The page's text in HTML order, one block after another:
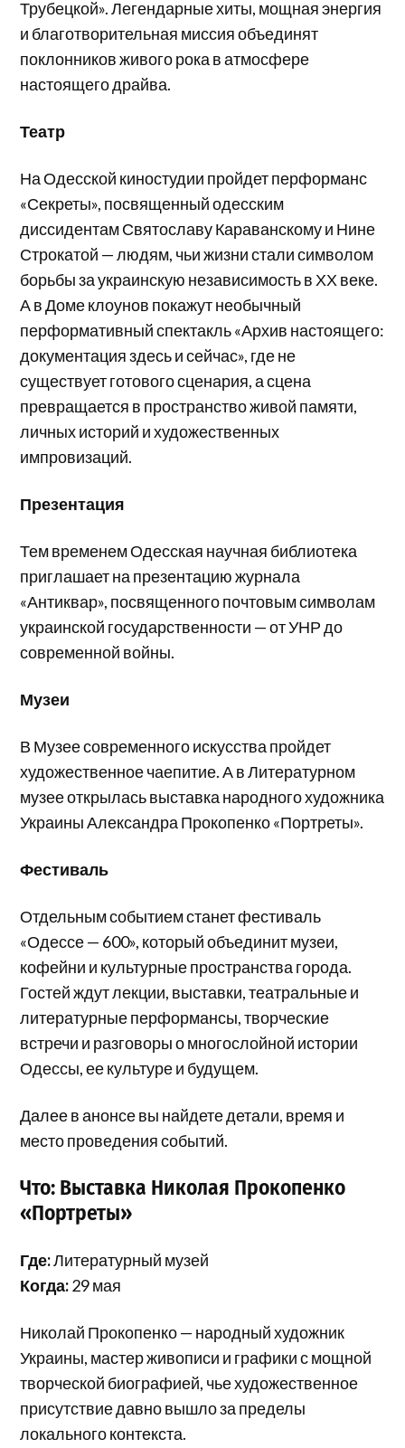
Трубецкой». Легендарные хиты, мощная энергия
и благотворительная миссия объединят
поклонников живого рока в атмосфере
настоящего драйва.
Театр
На Одесской киностудии пройдет перформанс
«Секреты», посвященный одесским
диссидентам Святославу Караванскому и Нине
Строкатой — людям, чьи жизни стали символом
борьбы за украинскую независимость в ХХ веке.
А в Доме клоунов покажут необычный
перформативный спектакль «Архив настоящего:
документация здесь и сейчас», где не
существует готового сценария, а сцена
превращается в пространство живой памяти,
личных историй и художественных
импровизаций.
Презентация
Тем временем Одесская научная библиотека
приглашает на презентацию журнала
«Антиквар», посвященного почтовым символам
украинской государственности — от УНР до
современной войны.
Музеи
В Музее современного искусства пройдет
художественное чаепитие. А в Литературном
музее открылась выставка народного художника
Украины Александра Прокопенко «Портреты».
Фестиваль
Отдельным событием станет фестиваль
«Одессе — 600», который объединит музеи,
кофейни и культурные пространства города.
Гостей ждут лекции, выставки, театральные и
литературные перформансы, творческие
встречи и разговоры о многослойной истории
Одессы, ее культуре и будущем.
Далее в анонсе вы найдете детали, время и
место проведения событий.
Что: Выставка Николая Прокопенко
«Портреты»
Где:Литературный музей
Когда:29 мая
Николай Прокопенко — народный художник
Украины, мастер живописи и графики с мощной
творческой биографией, чье художественное
присутствие давно вышло за пределы
локального контекста.